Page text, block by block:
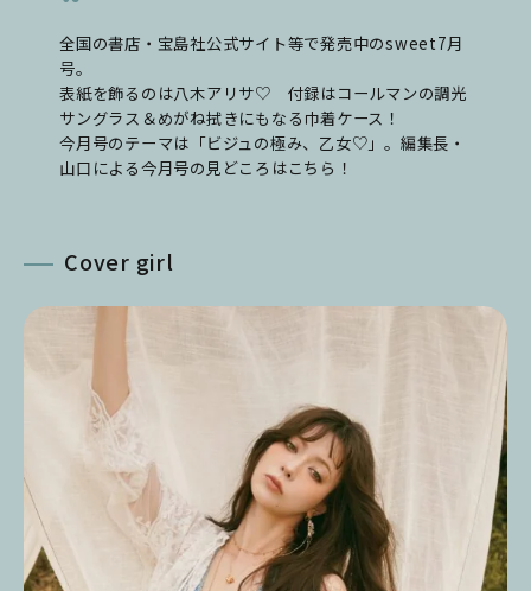
全国の書店・宝島社公式サイト等で発売中のsweet7月
号。
表紙を飾るのは八木アリサ♡ 付録はコールマンの調光
サングラス＆めがね拭きにもなる巾着ケース！
今月号のテーマは「ビジュの極み、乙女♡」。編集長・
山口による今月号の見どころはこちら！
Cover girl